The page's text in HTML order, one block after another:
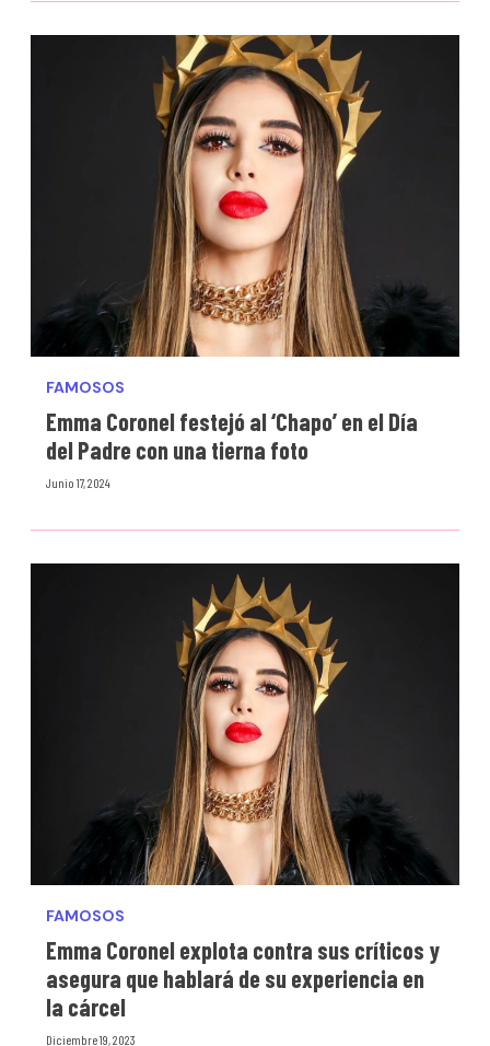
FAMOSOS
Emma Coronel festejó al ‘Chapo’ en el Día
del Padre con una tierna foto
Junio 17, 2024
FAMOSOS
Emma Coronel explota contra sus críticos y
asegura que hablará de su experiencia en
la cárcel
Diciembre 19, 2023